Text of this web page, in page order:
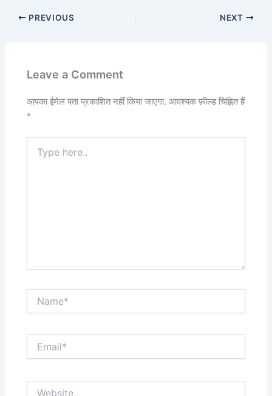
PREVIOUS NEXT
Leave a Comment
आपका ईमेल पता प्रकाशित नहीं किया जाएगा. आवश्यक फ़ील्ड चिह्नित हैं
*
here..